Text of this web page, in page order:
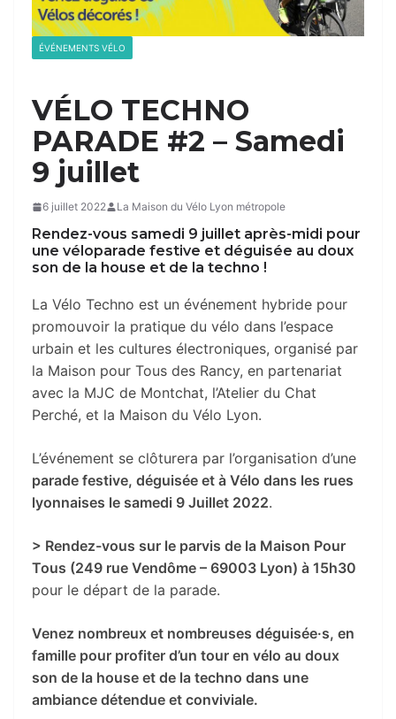
ÉVÉNEMENTS VÉLO
VÉLO TECHNO
PARADE #2 – Samedi
9 juillet
6 juillet 2022 La Maison du Vélo Lyon métropole
Rendez-vous samedi 9 juillet après-midi pour
une véloparade festive et déguisée au doux
son de la house et de la techno !
La Vélo Techno est un événement hybride pour
promouvoir la pratique du vélo dans l’espace
urbain et les cultures électroniques, organisé par
la Maison pour Tous des Rancy, en partenariat
avec la MJC de Montchat, l’Atelier du Chat
Perché, et la Maison du Vélo Lyon.
L’événement se clôturera par l’organisation d’une
parade festive, déguisée et à Vélo dans les rues
lyonnaises le samedi 9 Juillet 2022.
> Rendez-vous sur le parvis de la Maison Pour
Tous (249 rue Vendôme – 69003 Lyon) à 15h30
pour le départ de la parade.
Venez nombreux et nombreuses déguisée·s, en
famille pour profiter d’un tour en vélo au doux
son de la house et de la techno dans une
ambiance détendue et conviviale.